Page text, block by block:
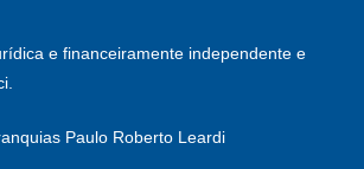
e financeiramente independente e
Paulo Roberto Leardi